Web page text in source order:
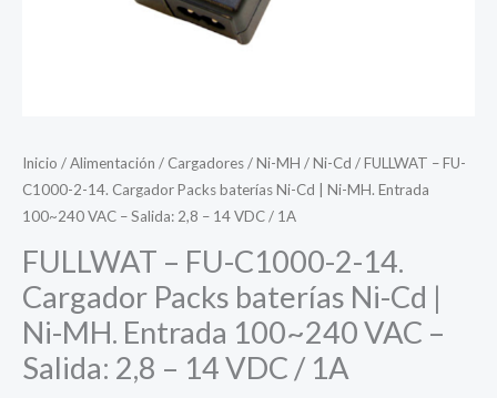
Inicio /Alimentación / Cargadores/Ni-MH / Ni-Cd / FULLWAT – FU-
C1000-2-14. Cargador Packs baterías Ni-Cd | Ni-MH. Entrada
100~240 VAC – Salida: 2,8 – 14 VDC / 1A
FULLWAT – FU-C1000-2-14.
Cargador Packs baterías Ni-Cd |
Ni-MH. Entrada 100~240 VAC –
Salida: 2,8 – 14 VDC / 1A
/
1A
cantidad